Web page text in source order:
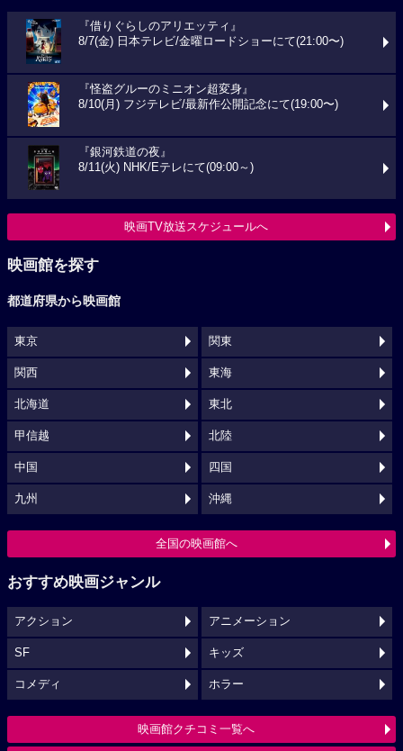
『借りぐらしのアリエッティ』
8/7(金) 日本テレビ/金曜ロードショーにて(21:00〜)
『怪盗グルーのミニオン超変身』
8/10(月) フジテレビ/最新作公開記念にて(19:00〜)
『銀河鉄道の夜』
8/11(火) NHK/Eテレにて(09:00～)
映画TV放送スケジュールへ
映画館を探す
都道府県から映画館
東京 関東
関西 東海
北海道 東北
甲信越 北陸
中国 四国
九州 沖縄
全国の映画館へ
おすすめ映画ジャンル
アクション アニメーション
SF キッズ
コメディ ホラー
映画館クチコミ一覧へ